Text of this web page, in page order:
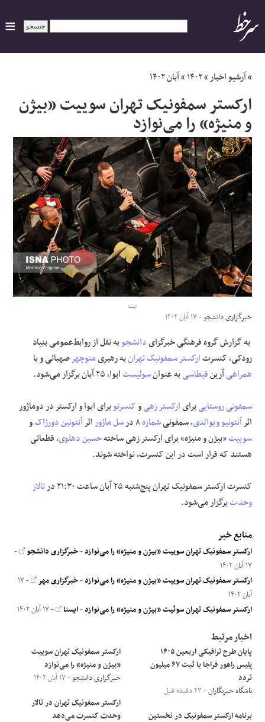
ایران
سیاسی
اقتصاد
ورزشی
جهان
اجتماعی
حوادث
علوم و فن آوری
فرهنگی و هنری
مقالات
»آرشیو اخبار»۱۴۰۲»آبان ۱۴۰۲
ارکستر سمفونیک تهران سوییت «بیژن
و منیژه» را می‌نوازد
ایسنا
خبرگزاری دانشجو- ۱۷ آبان ۱۴۰۲
به گزارش گروه فرهنگی خبرگزایدانشجوبه نقل از روابط‌عمومی بنیاد
رودکی، کنسرتارکستر سمفونیک تهرانبه رهبریمنوچهرصهبائی و با
همراهیآرینقیطاسیبه عنوانسولیستابوا، ۲۵ آبان برگزار می‌شود.
سمفونی روستاییبرایارکستر زهیوکنسرتوبرای ابوا و ارکستر در دوماژور
اثرآنتونیو ویوالدی، سمفونیشماره٨ در سل ماژوراثرآنتونین دورژاکو
سوییت«بیژن و منیژه» برای ارکستر زهی ساختهحسین دهلوی، قطعاتی
هستند که قرار است در این کنسرت، نواخته شوند.
کنسرت ارکستر سمفونیک تهران پنج‌شنبه ۲۵ آبان ساعت ۲۱:۳۰ در
تالار
وحدتبرگزار می‌شود.
منابع خبر
ارکستر سمفونیک تهران سوییت «بیژن و منیژه» را می‌نوازد-خبرگزاری دانشجو -
۱۷ آبان ۱۴۰۲
ارکستر سمفونیک تهران سوییت «بیژن و منیژه» را می‌نوازد-خبرگزاری مهر
- ۱۷
آبان ۱۴۰۲
ارکستر سمفونیک تهران سوئیت «بیژن و منیژه» را می‌نوازد-ایسنا - ۱۷ آبان ۱۴۰۲
اخبار مرتبط
پایان طرح ترافیکی اربعین ۱۴۰۵
پلیس راهور فراجا با ثبت ۶۷ میلیون
تردد
باشگاه خبرنگاران- ۲۳ دقیقه قبل
برنامه ارکستر سمفونیک در نخستین
ارکستر سمفونیک تهران سوییت
«بیژن و منیژه» را می‌نوازد
خبرگزاری دانشجو- ۱۷ آبان ۱۴۰۲
ارکستر سمفونیک تهران در تالار
وحدت کنسرت می‌دهد